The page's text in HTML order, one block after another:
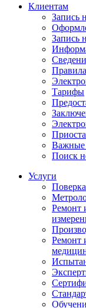
Клиентам
Запись
Запись
Тарифы
Важные
Поиск
Услуги
Ремонт
Ремонт